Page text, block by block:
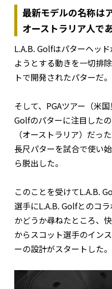
最新モデルの名称は
オーストラリア人で
L.A.B. Golfはパターヘッ
ようとする動きを一切排
トで開発されたパターだ。
そして、PGAツアー（米
Golfのパターに注目した
（オーストラリア）だっ
長尺パターを試合で使い
ら脱出した。
このことを受けてL.A.B.
選手にL.A.B. Golfとのコ
かどうか尋ねたところ、
からスコット選手のイン
ーの設計がスタートした。